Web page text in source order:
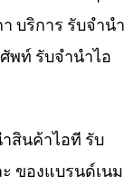
บริการ รับจำนำ
พท์ รับจำนำไอ
สินค้าไอที รับ
ของแบรนด์เนม